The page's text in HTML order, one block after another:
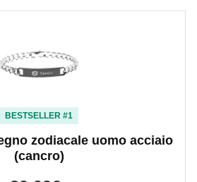
BESTSELLER #1
zodiacale uomo acciaio
(cancro)